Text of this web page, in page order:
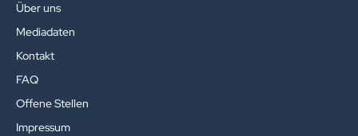
Über uns
Mediadaten
Kontakt
FAQ
Offene Stellen
Impressum